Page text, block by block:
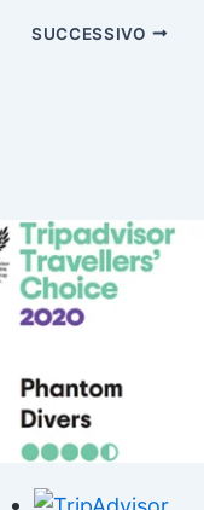
SUCCESSIVO